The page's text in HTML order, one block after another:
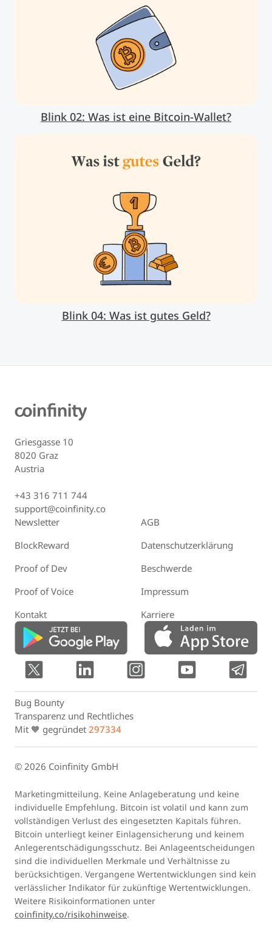
Blink 02: Was ist eine Bitcoin-Wallet?
Blink 04: Was ist gutes Geld?
Griesgasse 10
8020 Graz
Austria
+43 316 711 744
support@coinfinity.co
Newsletter
AGB
BlockReward
Datenschutzerklärung
Proof of Dev
Beschwerde
Proof of Voice
Impressum
Kontakt
Karriere
Bug Bounty
Transparenz und Rechtliches
Mit 🧡 gegründet 297334
© 2026 Coinfinity GmbH
Marketingmitteilung. Keine Anlageberatung und keine
individuelle Empfehlung. Bitcoin ist volatil und kann zum
vollständigen Verlust des eingesetzten Kapitals führen.
Bitcoin unterliegt keiner Einlagensicherung und keinem
Anlegerentschädigungsschutz. Bei Anlageentscheidungen
sind die individuellen Merkmale und Verhältnisse zu
berücksichtigen. Vergangene Wertentwicklungen sind kein
verlässlicher Indikator für zukünftige Wertentwicklungen.
Weitere Risikoinformationen unter
coinfinity.co/risikohinweise.